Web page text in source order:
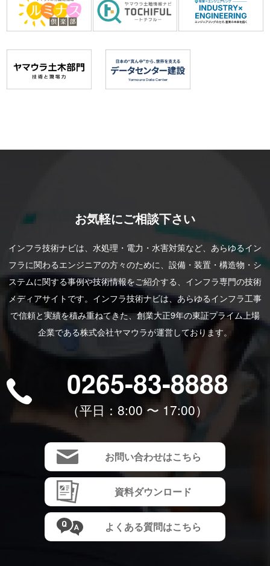
お気軽にご相談下さい
インフラ技術ナビは、水処理・電力・水害対策など、あらゆるイン
フラに関わるエンジニアの方々のために、設備・装置・構造物・シ
ステムに関する事例や技術情報をご紹介する、インフラ専門の技術
メディアサイトです。インフラ技術ナビは、あらゆるインフラ工事
で信頼と実績を積み重ねてきた、創業大正9年の東証プライム上場
企業である株式会社ヤマウラが運営しております。
0265-83-8888
（平⽇：8:00 〜 17:00）
お問い合わせはこちら
資料ダウンロード
よくある質問はこちら